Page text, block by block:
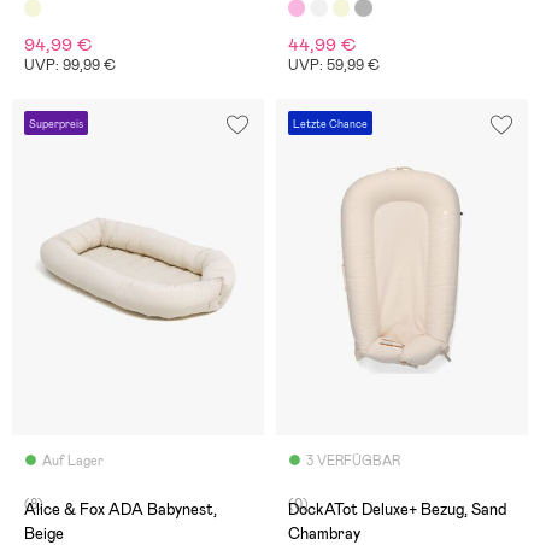
94,99 €
UVP: 99,99 €
44,99 €
UVP: 59,99 €
Superpreis
Auf Lager
(8)
Alice & Fox ADA Babynest,
Beige
Letzte Chance
3 VERFÜGBAR
(0)
DockATot Deluxe+ Bezug, Sand
Chambray